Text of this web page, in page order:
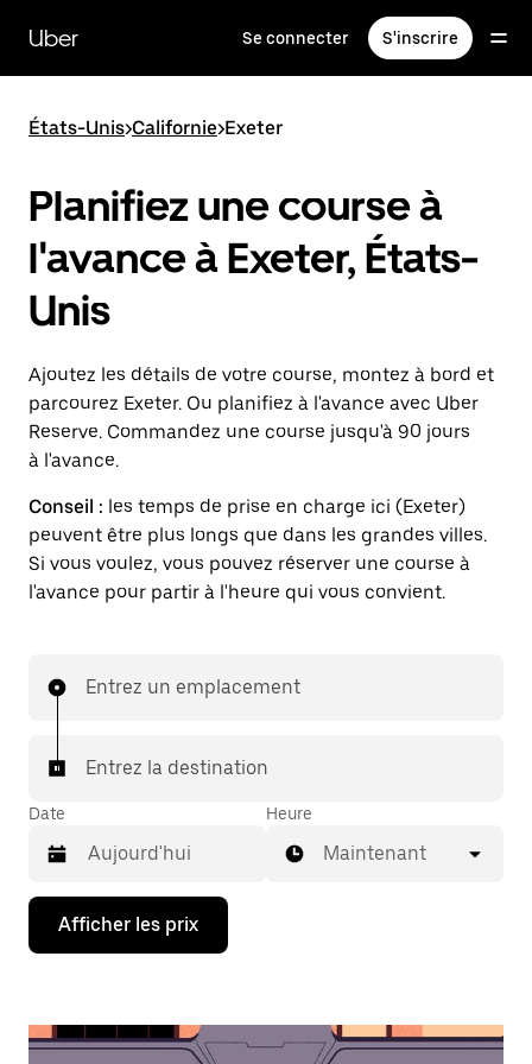
contenu
principal
Uber Se connecter S'inscrire
États-Unis>Californie>Exeter
Planifiez une course à
l'avance à Exeter, États-
Unis
Ajoutez les détails de votre course, montez à bord et
parcourez Exeter. Ou planifiez à l'avance avec Uber
Reserve. Commandez une course jusqu'à 90 jours
à l'avance.
Conseil : les temps de prise en charge ici (Exeter)
peuvent être plus longs que dans les grandes villes.
Si vous voulez, vous pouvez réserver une course à
l'avance pour partir à l'heure qui vous convient.
Entrez un emplacement
Entrez la destination
Date
Appuyez
la
bas
Heure
Maintenant
Afficher les prix